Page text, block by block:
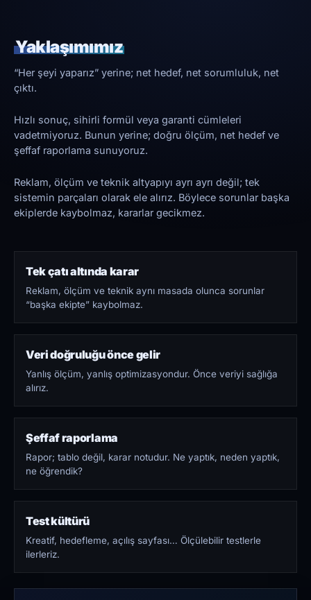
Yaklaşımımız
“Her şeyi yaparız” yerine; net hedef, net sorumluluk, net
çıktı.
Hızlı sonuç, sihirli formül veya garanti cümleleri
vadetmiyoruz. Bunun yerine; doğru ölçüm, net hedef ve
şeffaf raporlama sunuyoruz.
Reklam, ölçüm ve teknik altyapıyı ayrı ayrı değil; tek
sistemin parçaları olarak ele alırız. Böylece sorunlar başka
ekiplerde kaybolmaz, kararlar gecikmez.
Tek çatı altında karar
Reklam, ölçüm ve teknik aynı masada olunca sorunlar
“başka ekipte” kaybolmaz.
Veri doğruluğu önce gelir
Yanlış ölçüm, yanlış optimizasyondur. Önce veriyi sağlığa
alırız.
Şeffaf raporlama
Rapor; tablo değil, karar notudur. Ne yaptık, neden yaptık,
ne öğrendik?
Test kültürü
Kreatif, hedefleme, açılış sayfası… Ölçülebilir testlerle
ilerleriz.